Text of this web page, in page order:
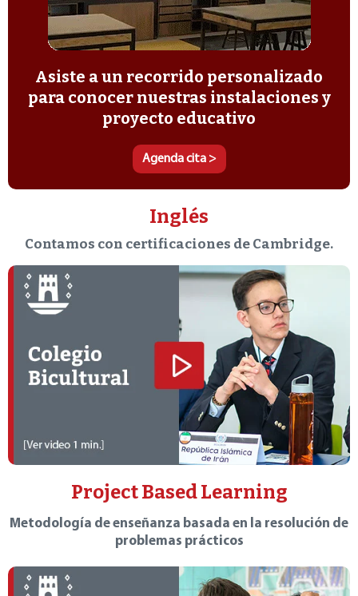
Asiste a un recorrido personalizado
para conocer nuestras instalaciones y
proyecto educativo
Agenda cita >
Inglés
Contamos con certificaciones de Cambridge.
Project Based Learning
Metodología de enseñanza basada en la resolución de
problemas prácticos